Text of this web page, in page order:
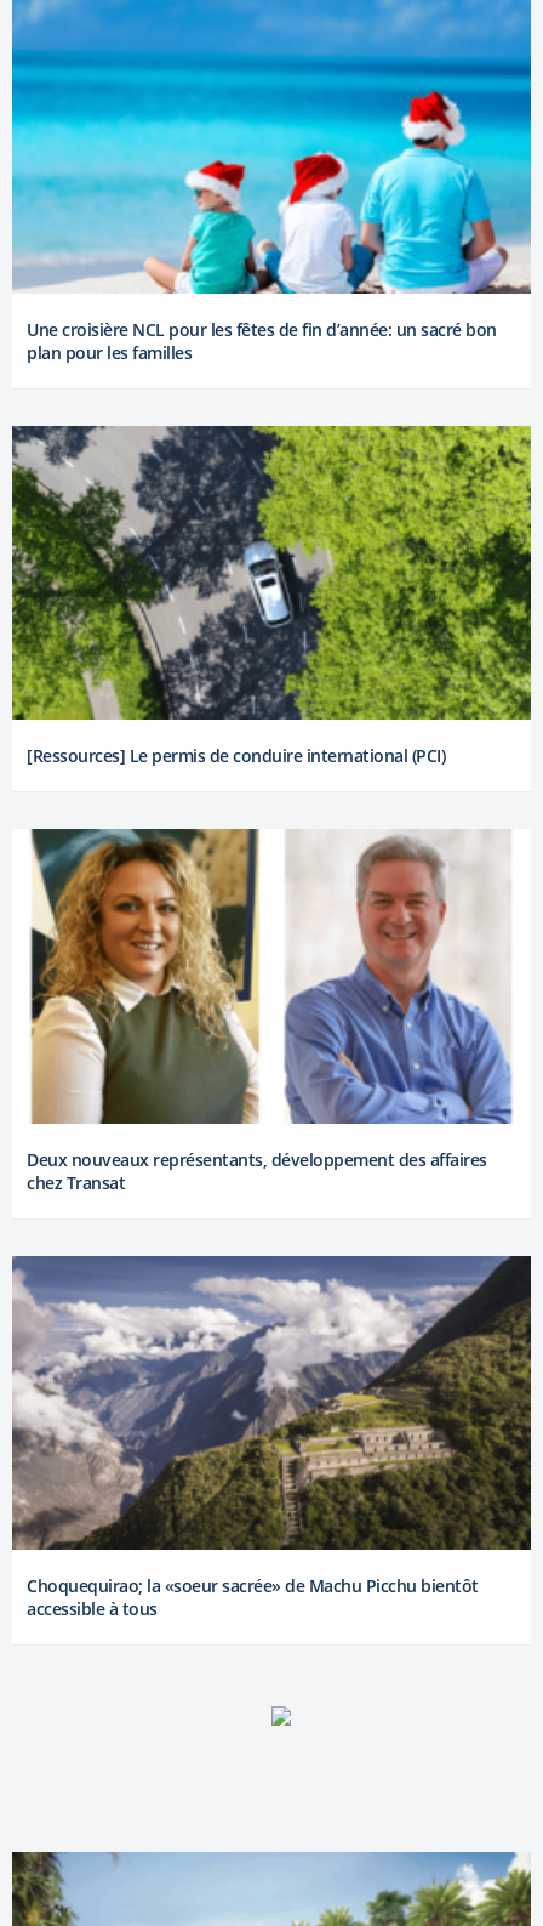
Une croisière NCL pour les fêtes de fin d’année: un sacré bon
plan pour les familles
[Ressources] Le permis de conduire international (PCI)
Deux nouveaux représentants, développement des affaires
chez Transat
Choquequirao; la «soeur sacrée» de Machu Picchu bientôt
accessible à tous